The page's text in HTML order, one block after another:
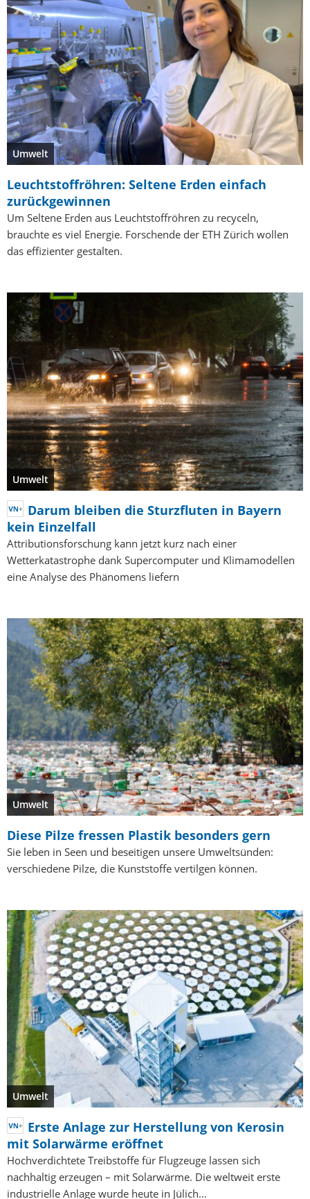
Umwelt
Leuchtstoffröhren: Seltene Erden einfach
zurückgewinnen
Um Seltene Erden aus Leuchtstoffröhren zu recyceln,
brauchte es viel Energie. Forschende der ETH Zürich wollen
das effizienter gestalten.
Umwelt
Darum bleiben die Sturzfluten in Bayern
kein Einzelfall
Attributionsforschung kann jetzt kurz nach einer
Wetterkatastrophe dank Supercomputer und Klimamodellen
eine Analyse des Phänomens liefern
Umwelt
Diese Pilze fressen Plastik besonders gern
Sie leben in Seen und beseitigen unsere Umweltsünden:
verschiedene Pilze, die Kunststoffe vertilgen können.
Umwelt
Erste Anlage zur Herstellung von Kerosin
mit Solarwärme eröffnet
Hochverdichtete Treibstoffe für Flugzeuge lassen sich
nachhaltig erzeugen – mit Solarwärme. Die weltweit erste
industrielle Anlage wurde heute in Jülich…